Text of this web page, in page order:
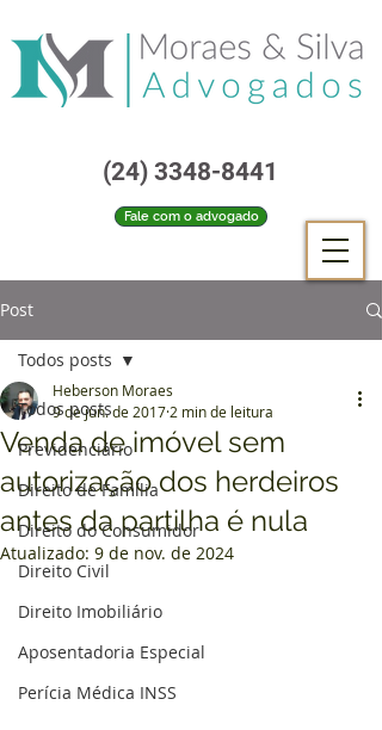
Fale com o advogado
(24) 3348-8441
Post
Todos posts
Previdenciário
Direito de Família
Direito do Consumidor
Direito Civil
Direito Imobiliário
Aposentadoria Especial
Perícia Médica INSS
Todos posts
Venda de imóvel sem
autorização dos herdeiros
antes da partilha é nula
Heberson Moraes
9 de jun. de 2017 2 min de leitura
Atualizado: 9 de nov. de 2024